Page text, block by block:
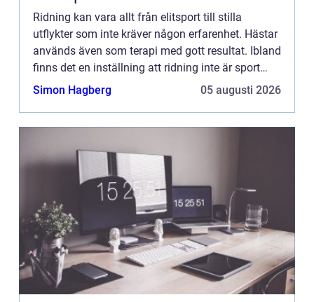
Ridning kan vara allt från elitsport till stilla
utflykter som inte kräver någon erfarenhet. Hästar
används även som terapi med gott resultat. Ibland
finns det en inställning att ridning inte är sport
utan at...
Simon Hagberg 05 augusti 2026